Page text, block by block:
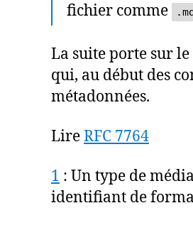
fichier comme
La suite porte sur
qui, au début des
métadonnées.
LireRFC 7764
1 : Un type de
identifiant de